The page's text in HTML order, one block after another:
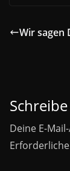
Wir sagen
Deine E-